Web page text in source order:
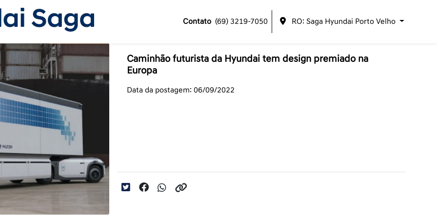
Contato (69) 3219-7050 RO: Saga Hyundai Porto Velho
Caminhão futurista da Hyundai tem design premiado na
Europa
Data da postagem: 06/09/2022